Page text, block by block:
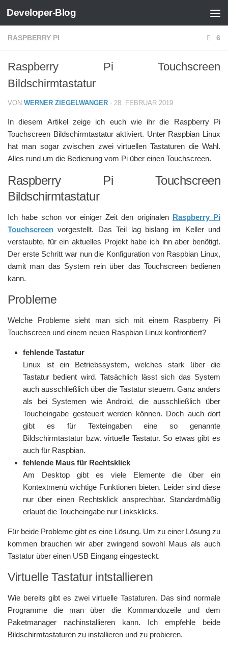
Zum Inhalt springen
Developer-Blog
RASPBERRY PI 6
Raspberry Pi Touchscreen
Bildschirmtastatur
VON WERNER ZIEGELWANGER · 28. FEBRUAR 2019
In diesem Artikel zeige ich euch wie ihr die Raspberry Pi
Touchscreen Bildschirmtastatur aktiviert. Unter Raspbian Linux
hat man sogar zwischen zwei virtuellen Tastaturen die Wahl.
Alles rund um die Bedienung vom Pi über einen Touchscreen.
Raspberry Pi Touchscreen
Bildschirmtastatur
Ich habe schon vor einiger Zeit den originalen Raspberry Pi
Touchscreen vorgestellt. Das Teil lag bislang im Keller und
verstaubte, für ein aktuelles Projekt habe ich ihn aber benötigt.
Der erste Schritt war nun die Konfiguration von Raspbian Linux,
damit man das System rein über das Touchscreen bedienen
kann.
Probleme
Welche Probleme sieht man sich mit einem Raspberry Pi
Touchscreen und einem neuen Raspbian Linux konfrontiert?
fehlende Tastatur
Linux ist ein Betriebssystem, welches stark über die
Tastatur bedient wird. Tatsächlich lässt sich das System
auch ausschließlich über die Tastatur steuern. Ganz anders
als bei Systemen wie Android, die ausschließlich über
Toucheingabe gesteuert werden können. Doch auch dort
gibt es für Texteingaben eine so genannte
Bildschirmtastatur bzw. virtuelle Tastatur. So etwas gibt es
auch für Raspbian.
fehlende Maus für Rechtsklick
Am Desktop gibt es viele Elemente die über ein
Kontextmenü wichtige Funktionen bieten. Leider sind diese
nur über einen Rechtsklick ansprechbar. Standardmäßig
erlaubt die Toucheingabe nur Linksklicks.
Für beide Probleme gibt es eine Lösung. Um zu einer Lösung zu
kommen brauchen wir aber zwingend sowohl Maus als auch
Tastatur über einen USB Eingang eingesteckt.
Virtuelle Tastatur intstallieren
Wie bereits gibt es zwei virtuelle Tastaturen. Das sind normale
Programme die man über die Kommandozeile und dem
Paketmanager nachinstallieren kann. Ich empfehle beide
Bildschirmtastaturen zu installieren und zu probieren.